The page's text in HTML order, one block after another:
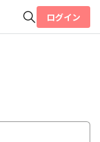
ログイン